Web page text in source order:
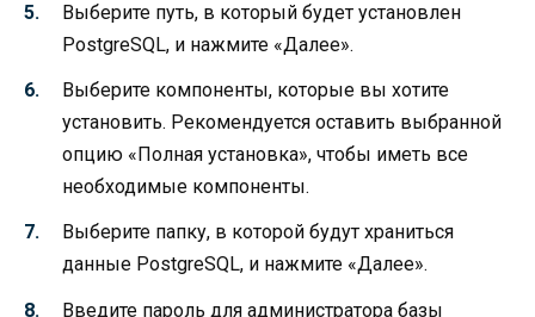
Выберите путь, в который будет установлен
PostgreSQL, и нажмите «Далее».
Выберите компоненты, которые вы хотите
установить. Рекомендуется оставить выбранной
опцию «Полная установка», чтобы иметь все
необходимые компоненты.
Выберите папку, в которой будут храниться
данные PostgreSQL, и нажмите «Далее».
Введите пароль для администратора базы